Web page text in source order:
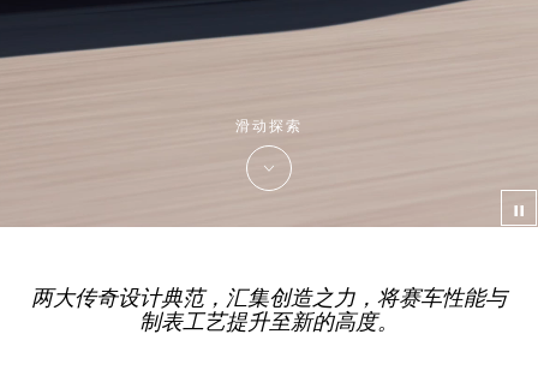
滑动探索
两大传奇设计典范，汇集创造之力，将赛车性能与
制表工艺提升至新的高度。